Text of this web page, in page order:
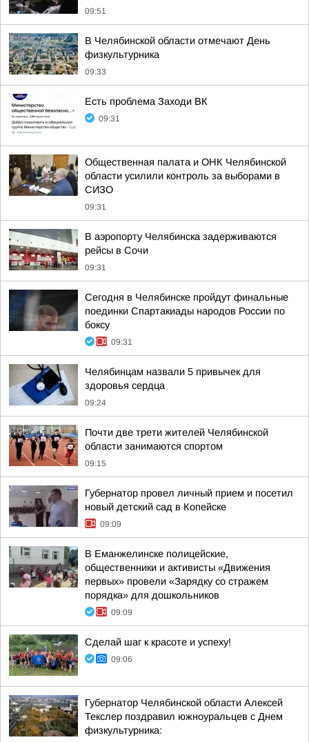
09:51
В Челябинской области отмечают День
физкультурника
09:33
Есть проблема Заходи ВК
09:31
Общественная палата и ОНК Челябинской
области усилили контроль за выборами в
СИЗО
09:31
В аэропорту Челябинска задерживаются
рейсы в Сочи
09:31
Сегодня в Челябинске пройдут финальные
поединки Спартакиады народов России по
боксу
09:31
Челябинцам назвали 5 привычек для
здоровья сердца
09:24
Почти две трети жителей Челябинской
области занимаются спортом
09:15
Губернатор провел личный прием и посетил
новый детский сад в Копейске
09:09
В Еманжелинске полицейские,
общественники и активисты «Движения
первых» провели «Зарядку со стражем
порядка» для дошкольников
09:09
Сделай шаг к красоте и успеху!
09:06
Губернатор Челябинской области Алексей
Текслер поздравил южноуральцев с Днем
физкультурника: